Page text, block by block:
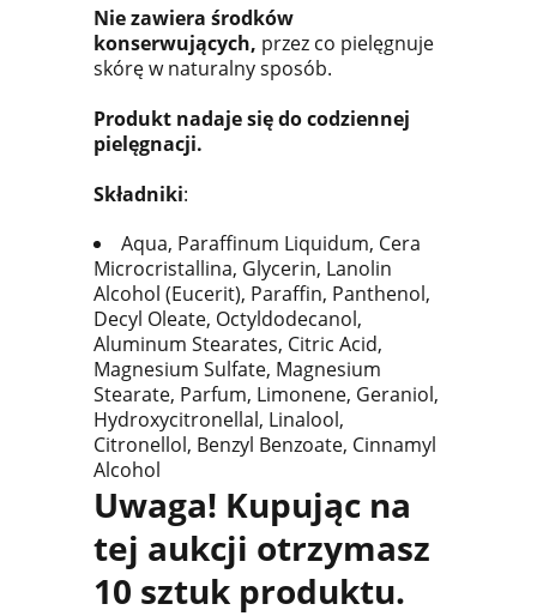
Nie zawiera środków
konserwujących, przez co pielęgnuje
skórę w naturalny sposób.
Produkt nadaje się do codziennej
pielęgnacji.
Składniki:
Aqua, Paraffinum Liquidum, Cera
Microcristallina, Glycerin, Lanolin
Alcohol (Eucerit), Paraffin, Panthenol,
Decyl Oleate, Octyldodecanol,
Aluminum Stearates, Citric Acid,
Magnesium Sulfate, Magnesium
Stearate, Parfum, Limonene, Geraniol,
Hydroxycitronellal, Linalool,
Citronellol, Benzyl Benzoate, Cinnamyl
Alcohol
Uwaga! Kupując na
tej aukcji otrzymasz
10 sztuk produktu.